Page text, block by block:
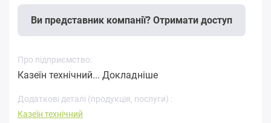
Ви представник компанії? Отримати доступ
Про підприємство:
Казеїн технічний... Докладніше
Додаткові деталі (продукція, послуги) :
Казеїн технічний